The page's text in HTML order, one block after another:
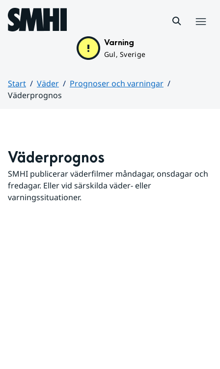
Hoppa till sidans innehåll
Varning
Gul, Sverige
Start Väder
Prognoser och varningar
Väderprognos
Väderprognos
SMHI publicerar väderfilmer måndagar, onsdagar och
fredagar. Eller vid särskilda väder- eller
varningssituationer.